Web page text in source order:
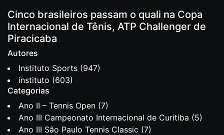
Cinco brasileiros passam o quali na Copa
Internacional de Tênis, ATP Challenger de
Piracicaba
Autores
Instituto Sports (947)
instituto (603)
Categorias
Ano II – Tennis Open (7)
Ano III Campeonato Internacional de Curitiba (5)
Ano III São Paulo Tennis Classic (7)